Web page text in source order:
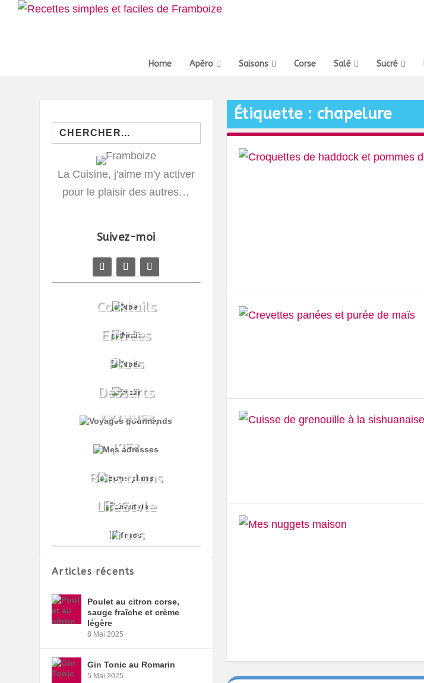
Home Apéro Saisons Corse Salé Sucré
Étiquette : chapelure
Search
for:
La Cuisine, j'aime m'y activer
pour le plaisir des autres…
Suivez-moi
Articles récents
Poulet au citron corse,
sauge fraîche et crème
légère
8 Mai 2025
Gin Tonic au Romarin
5 Mai 2025